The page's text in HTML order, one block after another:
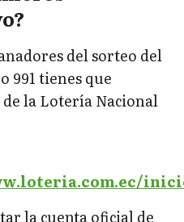
del sorteo del
991 tienes que
la Lotería Nacional
la cuenta oficial de